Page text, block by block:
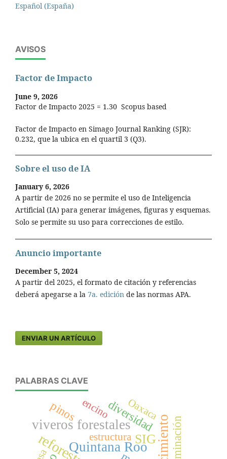
Español (España)
AVISOS
Factor de Impacto
June 9, 2026
Factor de Impacto 2025 = 1.30 Scopus based
Factor de Impacto en Simago Journal Ranking (SJR):
0.232, que la ubica en el quartil 3 (Q3).
Sobre el uso de IA
January 6, 2026
A partir de 2026 no se permite el uso de Inteligencia
Artificial (IA) para generar imágenes, figuras y esquemas.
Solo se permite su uso para correcciones de estilo.
Anuncio importante
December 5, 2024
A partir del 2025, el formato de citación y referencias
deberá apegarse a la 7a. edición de las normas APA.
ENVIAR UN ARTÍCULO
PALABRAS CLAVE
viveros forestales
Quintana Roo
SIG germinación
diversidad
pinos
estructura
Oaxaca
encino